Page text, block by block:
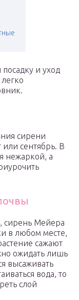
и уход
сирени
или сентябрь. В
нежаркой, а
сирень Мейера
в любом месте,
сажают
ожидать лишь
высаживать
вода, то
слой